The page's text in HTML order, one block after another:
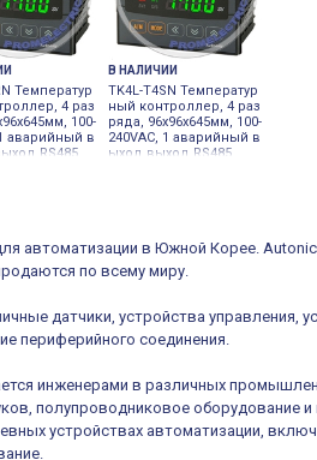
Температур
4 раз
100-
аварийный в
RS485
В НАЛИЧИИ
TK4L-T4SN Температур
ный контроллер, 4 раз
ряда, 96х96х645мм, 100-
240VAC, 1 аварийный в
ыход выход RS485
автоматизации в Южной Корее.
по всему миру.
датчики, устройства управления,
периферийного соединения.
инженерами в различных
полупроводниковое
устройствах автоматизации,